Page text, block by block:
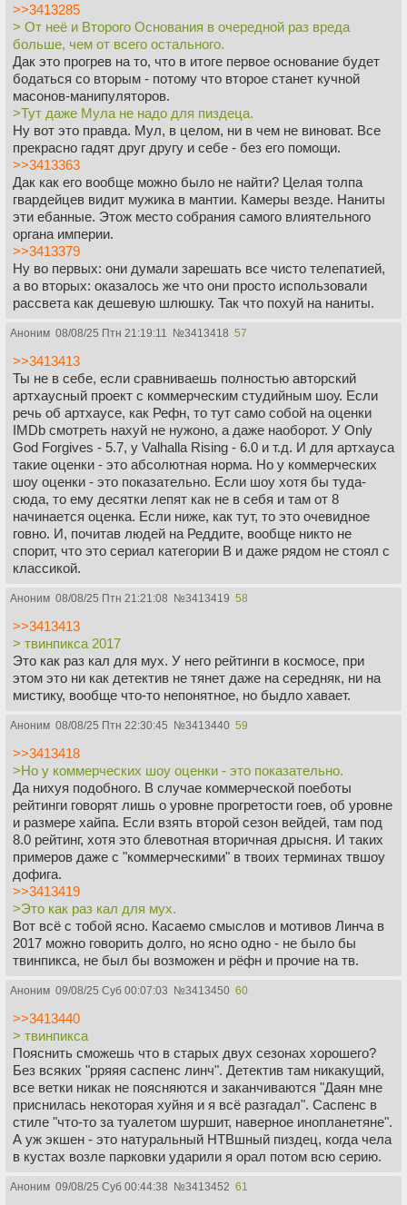
>>3413285
> От неё и Второго Основания в очередной раз вреда
больше, чем от всего остального.
Дак это прогрев на то, что в итоге первое основание будет
бодаться со вторым - потому что второе станет кучной
масонов-манипуляторов.
>Тут даже Мула не надо для пиздеца.
Ну вот это правда. Мул, в целом, ни в чем не виноват. Все
прекрасно гадят друг другу и себе - без его помощи.
>>3413363
Дак как его вообще можно было не найти? Целая толпа
гвардейцев видит мужика в мантии. Камеры везде. Наниты
эти ебанные. Этож место собрания самого влиятельного
органа империи.
>>3413379
Ну во первых: они думали зарешать все чисто телепатией,
а во вторых: оказалось же что они просто использовали
рассвета как дешевую шлюшку. Так что похуй на наниты.
Аноним 08/08/25 Птн 21:19:11 №3413418 57
>>3413413
Ты не в себе, если сравниваешь полностью авторский
артхаусный проект с коммерческим студийным шоу. Если
речь об артхаусе, как Рефн, то тут само собой на оценки
IMDb смотреть нахуй не нужоно, а даже наоборот. У Only
God Forgives - 5.7, у Valhalla Rising - 6.0 и т.д. И для артхауса
такие оценки - это абсолютная норма. Но у коммерческих
шоу оценки - это показательно. Если шоу хотя бы туда-
сюда, то ему десятки лепят как не в себя и там от 8
начинается оценка. Если ниже, как тут, то это очевидное
говно. И, почитав людей на Реддите, вообще никто не
спорит, что это сериал категории B и даже рядом не стоял с
классикой.
Аноним 08/08/25 Птн 21:21:08 №3413419 58
>>3413413
> твинпикса 2017
Это как раз кал для мух. У него рейтинги в космосе, при
этом это ни как детектив не тянет даже на середняк, ни на
мистику, вообще что-то непонятное, но быдло хавает.
Аноним 08/08/25 Птн 22:30:45 №3413440 59
>>3413418
>Но у коммерческих шоу оценки - это показательно.
Да нихуя подобного. В случае коммерческой поеботы
рейтинги говорят лишь о уровне прогретости гоев, об уровне
и размере хайпа. Если взять второй сезон вейдей, там под
8.0 рейтинг, хотя это блевотная вторичная дрысня. И таких
примеров даже с "коммерческими" в твоих терминах твшоу
дофига.
>>3413419
>Это как раз кал для мух.
Вот всё с тобой ясно. Касаемо смыслов и мотивов Линча в
2017 можно говорить долго, но ясно одно - не было бы
твинпикса, не был бы возможен и рёфн и прочие на тв.
Аноним 09/08/25 Суб 00:07:03 №3413450 60
>>3413440
> твинпикса
Пояснить сможешь что в старых двух сезонах хорошего?
Без всяких "рряяя саспенс линч". Детектив там никакущий,
все ветки никак не поясняются и заканчиваются "Даян мне
приснилась некоторая хуйня и я всё разгадал". Саспенс в
стиле "что-то за туалетом шуршит, наверное инопланетяне".
А уж экшен - это натуральный НТВшный пиздец, когда чела
в кустах возле парковки ударили я орал потом всю серию.
Аноним 09/08/25 Суб 00:44:38 №3413452 61